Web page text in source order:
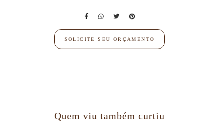
SOLICITE SEU ORÇAMENTO
Quem viu também curtiu